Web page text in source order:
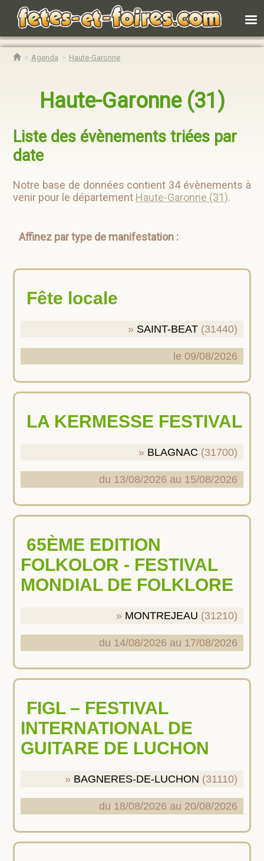
Agenda Haute-Garonne
Haute-Garonne (31)
Liste des évènements triées par
date
Notre base de données contient 34 évènements à
venir pour le département Haute-Garonne (31).
Affinez par type de manifestation :
Fête locale
SAINT-BEAT (31440)
le 09/08/2026
LA KERMESSE FESTIVAL
BLAGNAC (31700)
du 13/08/2026 au 15/08/2026
65ÈME EDITION
FOLKOLOR - FESTIVAL
MONDIAL DE FOLKLORE
MONTREJEAU (31210)
du 14/08/2026 au 17/08/2026
FIGL – FESTIVAL
INTERNATIONAL DE
GUITARE DE LUCHON
BAGNERES-DE-LUCHON (31110)
du 18/08/2026 au 20/08/2026